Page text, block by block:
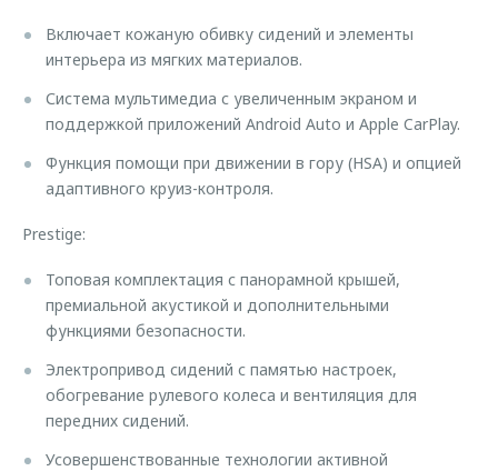
Включает кожаную обивку сидений и элементы
интерьера из мягких материалов.
Система мультимедиа с увеличенным экраном и
поддержкой приложений Android Auto и Apple CarPlay.
Функция помощи при движении в гору (HSA) и опцией
адаптивного круиз-контроля.
Prestige:
Топовая комплектация с панорамной крышей,
премиальной акустикой и дополнительными
функциями безопасности.
Электропривод сидений с памятью настроек,
обогревание рулевого колеса и вентиляция для
передних сидений.
Усовершенствованные технологии активной